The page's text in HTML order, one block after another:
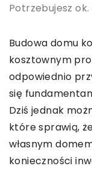
Potrzebujesz
Budowa domu
kosztownym
odpowiednio
się
Dziś jednak
które sprawią,
własnym
konieczności